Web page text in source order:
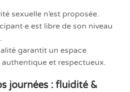
sexuelle n’est proposée.
est libre de son niveau
garantit un espace
authentique et respectueux.
journées : fluidité &